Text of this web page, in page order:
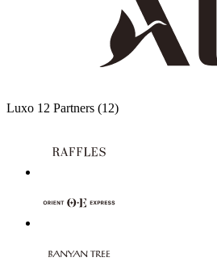
Luxo 12 Partners (12)